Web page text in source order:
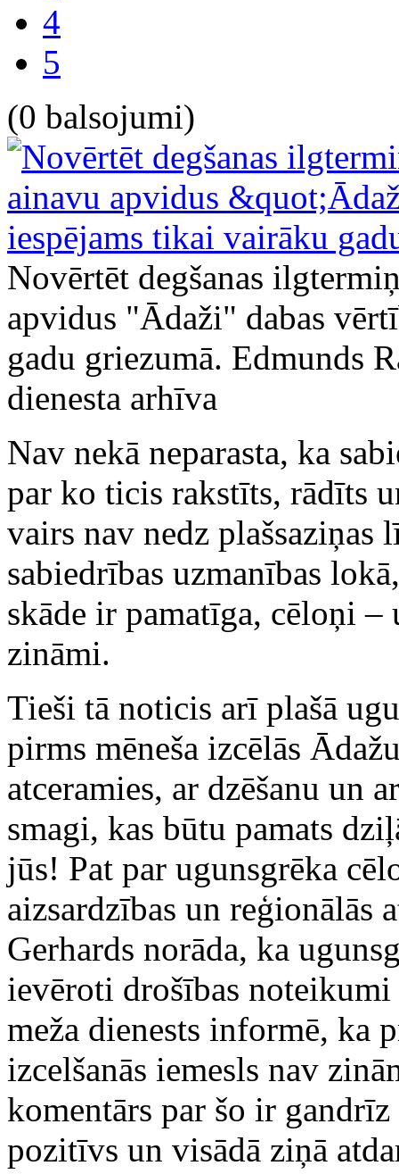
4
5
(0 balsojumi)
Novērtēt degšanas
apvidus "Ādaži" dabas
gadu griezumā. Edmunds
dienesta arhīva
Nav nekā neparasta, ka
par ko ticis rakstīts, rādīts
vairs nav nedz plašsaziņas
sabiedrības uzmanības
skāde ir pamatīga, cēloņi
zināmi.
Tieši tā noticis arī plašā
pirms mēneša izcēlās
atceramies, ar dzēšanu un
smagi, kas būtu pamats
jūs! Pat par ugunsgrēka
aizsardzības un reģionālās
Gerhards norāda, ka
ievēroti drošības noteikumi
meža dienests informē, ka
izcelšanās iemesls nav
komentārs par šo ir
pozitīvs un visādā ziņā